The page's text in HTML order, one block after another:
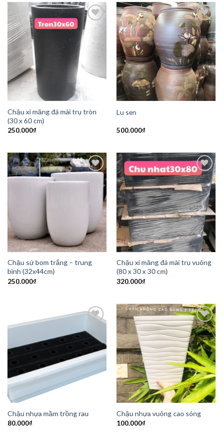
Wishlist
Chậu xi măng đá mài trụ tròn
(30 x 60 cm)
250.000₫
Add to
Wishlist
Lu sen
500.000₫
Chậu sứ bom trắng – trung
bình (32x44cm)
250.000₫
Add to
Wishlist
Chậu xi măng đá mài trụ vuông
(80 x 30 x 30 cm)
320.000₫
Wishlist
Chậu nhựa mầm trồng rau
80.000₫
Add to
Wishlist
Chậu nhựa vuông cao sóng
100.000₫